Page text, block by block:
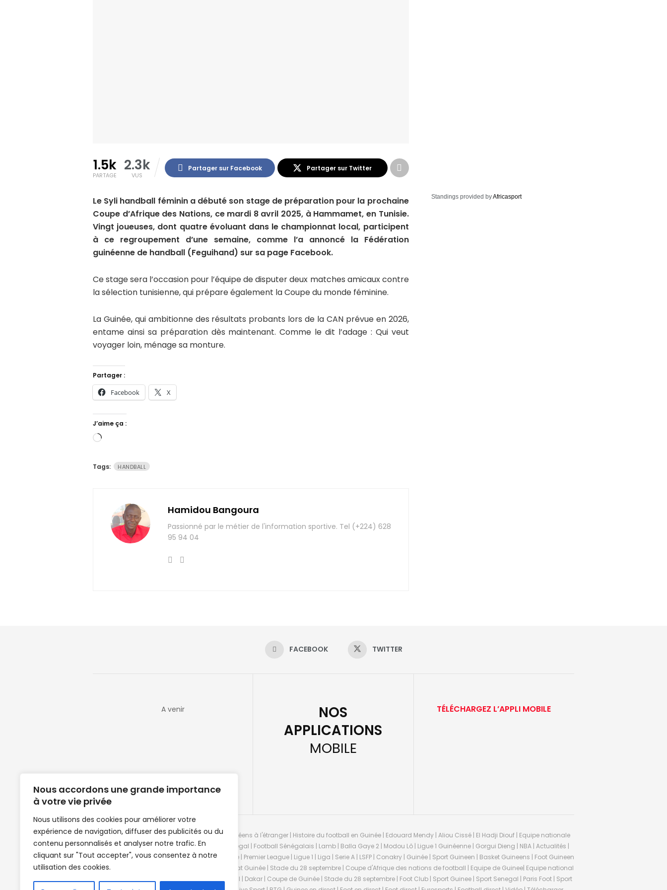
Nous accordons une grande importance
à votre vie privée
Nous utilisons des cookies pour améliorer votre
expérience de navigation, diffuser des publicités ou du
contenu personnalisés et analyser notre trafic. En
cliquant sur "Tout accepter", vous consentez à notre
utilisation des cookies.
1.5k
PARTAGE
2.3k
VUS
Partager sur Facebook Partager sur Twitter
Le Syli handball féminin a débuté son stage de préparation pour la prochaine
Coupe d’Afrique des Nations, ce mardi 8 avril 2025, à Hammamet, en Tunisie.
Vingt joueuses, dont quatre évoluant dans le championnat local, participent
à ce regroupement d’une semaine, comme l’a annoncé la Fédération
guinéenne de handball (Feguihand) sur sa page Facebook.
Ce stage sera l’occasion pour l’équipe de disputer deux matches amicaux contre
la sélection tunisienne, qui prépare également la Coupe du monde féminine.
La Guinée, qui ambitionne des résultats probants lors de la CAN prévue en 2026,
entame ainsi sa préparation dès maintenant. Comme le dit l’adage : Qui veut
voyager loin, ménage sa monture.
Partager :
Facebook X
J’aime ça :
Chargement…
Tags: HANDBALL
Hamidou Bangoura
Passionné par le métier de l'information sportive. Tel (+224) 628
95 94 04
Standings provided byAfricasport
FACEBOOK TWITTER
A venir
NOS
APPLICATIONS
MOBILE
TÉLÉCHARGEZ L’APPLI MOBILE
Clubs de football en Guinée | Footballeurs guinéens à l'étranger | Histoire du football en Guinée | Edouard Mendy | Aliou Cissé | El Hadji Diouf | Equipe nationale
de Guinée de football | Mercato | Lions du Sénégal | Football Sénégalais | Lamb | Balla Gaye 2 | Modou Lô | Ligue 1 Guinéenne | Gorgui Dieng | NBA | Actualités |
News | Match en direct | But | Actualité au Guinée | Premier League | Ligue 1 | Liga | Serie A | LSFP | Conakry | Guinée | Sport Guineen | Basket Guineens | Foot Guineen
| Handball Guinee | Match Guinee | Championnat Guinée | Stade du 28 septembre | Coupe d'Afrique des nations de football | Equipe de Guinee| Equipe national
de Guinée | Senegal Equipe | Guinée | Le Senegal | Dakar | Coupe de Guinée | Stade du 28 septembre | Foot Club | Sport Guinee | Sport Senegal | Paris Foot | Sport